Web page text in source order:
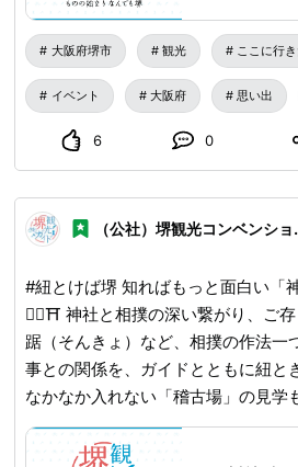
11:00〜 ・3月21日(土) 14:00〜 📍
堂 💰 参加料：1,500円（季節の御朱
予約不要（各回約30名・当日先着順） 🔍詳しくは「紐
ば堺2026」で検索！ 🔗 www.sakai-
大阪府堺市 観光 ここに行
イベント 大阪府 思い出
6 0
（公社）堺観光コンベンション協会
#紐とけば堺 知ればもっと面白い「
🤼‍♂️⛩️ 神社と相撲の深い繋がり、ご存じでしたか？ 四股や蹲
踞（そんきょ）など、相撲の作法一
事との関係を、ガイドとともに紐ときます。 当
なかなか入れない「稽古場」の見学
の見学ではありませんが、土俵の空
だけます） ツアー参加者には「御朱印」と、相撲ファンに